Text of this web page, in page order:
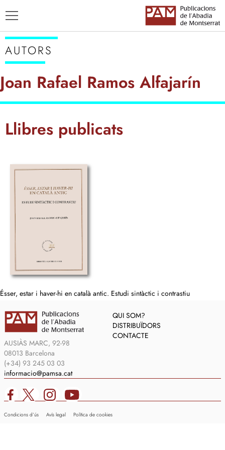
AUTORS
ENSENYAMENT CATALÀ
AUTORS
Joan Rafael Ramos Alfajarín
Llibres publicats
Ésser, estar i haver-hi en català antic. Estudi sintàctic i contrastiu
AUSIÀS MARC, 92-98
08013 Barcelona
(+34) 93 245 03 03
informacio@pamsa.cat
QUI SOM?
DISTRIBUÏDORS
CONTACTE
Condicions d’ús Avís legal Política de cookies